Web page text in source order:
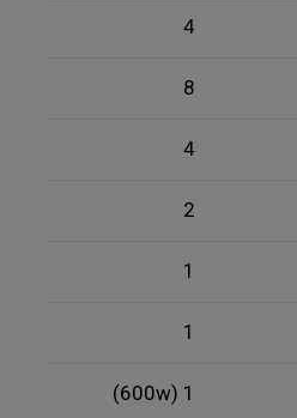
4
8
4
2
1
1
1 (600w)